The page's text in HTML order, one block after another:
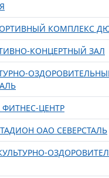
КОМПЛЕКС
КОНЦЕРТНЫЙ ЗАЛ
ЦЕНТР
ОАО СЕВЕРСТАЛЬ